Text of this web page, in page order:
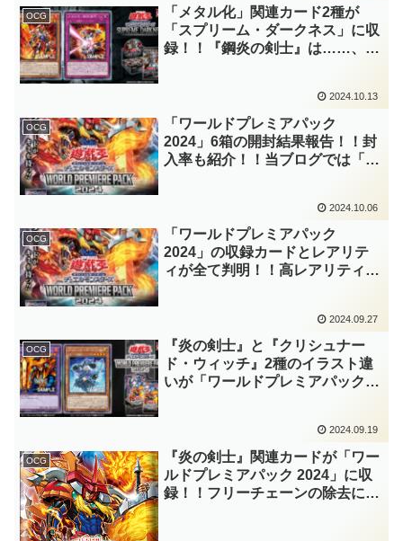
メイクされていますね～。【遊戯
王OCG】
OCG
「メタル化」関連カード2種が
「スプリーム・ダークネス」に収
録！！『鋼炎の剣士』は……、ま
ていき、じわじわとバーンダメー
ジを与えるてくる様は恐ろし
い……。【遊戯王OCG】
2024.10.13
OCG
「ワールドプレミアパック
2024」6箱の開封結果報告！！封
入率も紹介！！当ブログでは「灰
ます！！イラストアドの高いカー
ドが非常に多い、良パックでした
ね～。【遊戯王OCG】
2024.10.06
OCG
「ワールドプレミアパック
2024」の収録カードとレアリテ
ィが全て判明！！高レアリティは
通常イラストにシークレットレア
仕様が存在するにも嬉しいですね
～。【遊戯王OCG】
2024.09.27
OCG
『炎の剣士』と『クリシュナー
ド・ウィッチ』2種のイラスト違
いが「ワールドプレミアパック
レア仕様にのみ存在し、後者は海
外版のイラストですね！！【遊戯
王OCG】
2024.09.19
OCG
『炎の剣士』関連カードが「ワー
ルドプレミアパック 2024」に収
録！！フリーチェーンの除去に攻